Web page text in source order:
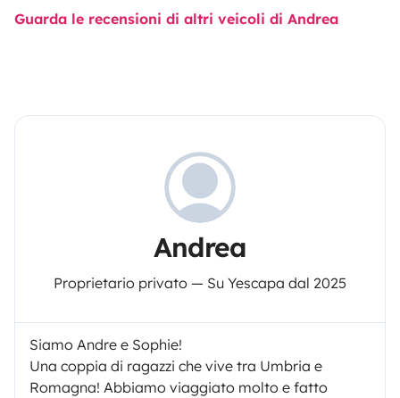
Guarda le recensioni di altri veicoli di Andrea
Andrea
Proprietario privato — Su Yescapa dal 2025
Siamo Andre e Sophie!
Una coppia di ragazzi che vive tra Umbria e
Romagna! Abbiamo viaggiato molto e fatto